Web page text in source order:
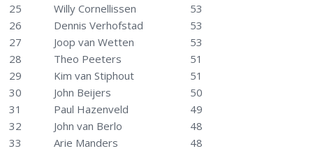
25
Willy Cornellissen
53
26
Dennis Verhofstad
53
27
Joop van Wetten
53
28
Theo Peeters
51
29
Kim van Stiphout
51
30
John Beijers
50
31
Paul Hazenveld
49
32
John van Berlo
48
33
Arie Manders
48